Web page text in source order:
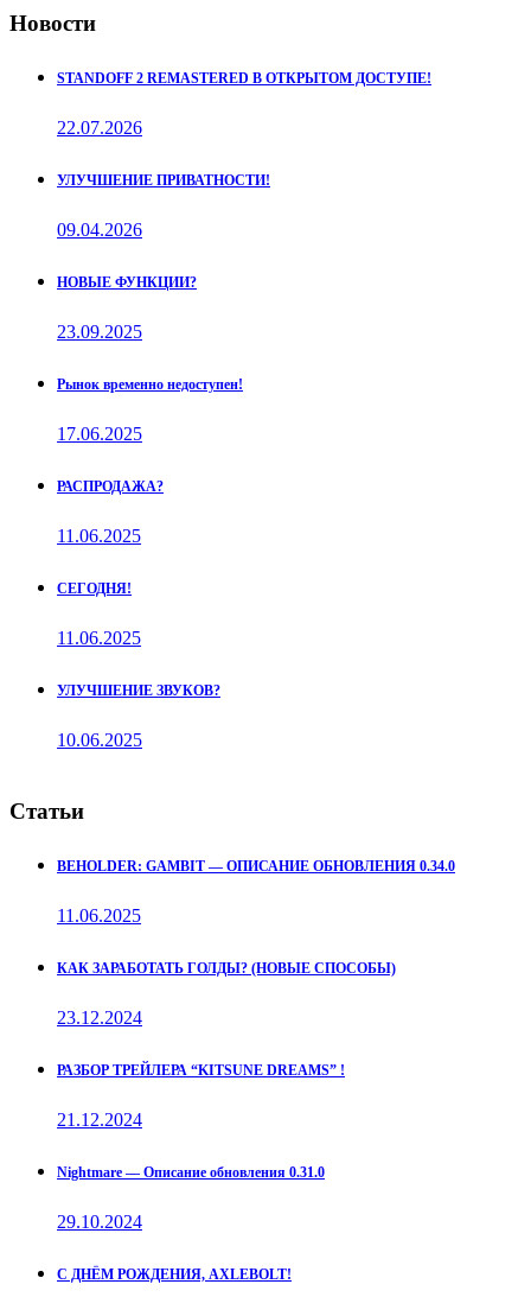
Новости
STANDOFF 2 REMASTERED В ОТКРЫТОМ ДОСТУПЕ!
22.07.2026
УЛУЧШЕНИЕ ПРИВАТНОСТИ!
09.04.2026
НОВЫЕ ФУНКЦИИ?
23.09.2025
Рынок временно недоступен!
17.06.2025
РАСПРОДАЖА?
11.06.2025
СЕГОДНЯ!
11.06.2025
УЛУЧШЕНИЕ ЗВУКОВ?
10.06.2025
Статьи
BEHOLDER: GAMBIT — ОПИСАНИЕ ОБНОВЛЕНИЯ 0.34.0
11.06.2025
КАК ЗАРАБОТАТЬ ГОЛДЫ? (НОВЫЕ СПОСОБЫ)
23.12.2024
РАЗБОР ТРЕЙЛЕРА “KITSUNE DREAMS” !
21.12.2024
Nightmare — Описание обновления 0.31.0
29.10.2024
С ДНЁМ РОЖДЕНИЯ, AXLEBOLT!